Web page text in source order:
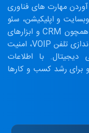
مهارت های فناوری
و اپلیکیشن، سئو
حرفه ایی، تولید نرم افزارهای اتوماسین همچون CRM و ابزارهای
آنلاین و هوشمند، پیکربندی شبکه و راه اندازی تلفن VOIP، امنیت
دیجیتال. با اطلاعات
برای رشد کسب و کارها